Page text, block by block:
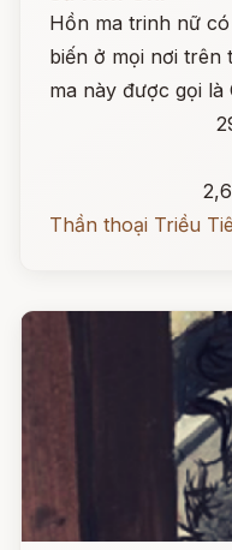
Hồn ma trinh nữ
biến ở mọi nơi trên
ma này được gọi là
Thần thoại Triều